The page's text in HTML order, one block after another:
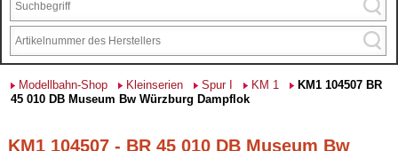
Modellbahn-Shop Kleinserien Spur I KM 1
KM1 104507 BR
45 010 DB Museum Bw Würzburg Dampflok
KM1 104507 - BR 45 010 DB Museum Bw